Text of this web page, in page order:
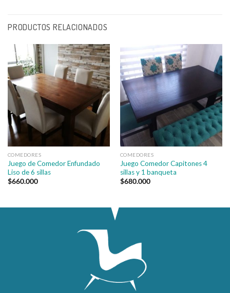
PRODUCTOS RELACIONADOS
COMEDORES
Juego de Comedor Enfundado
Liso de 6 sillas
$660.000
COMEDORES
Juego Comedor Capitones 4
sillas y 1 banqueta
$680.000